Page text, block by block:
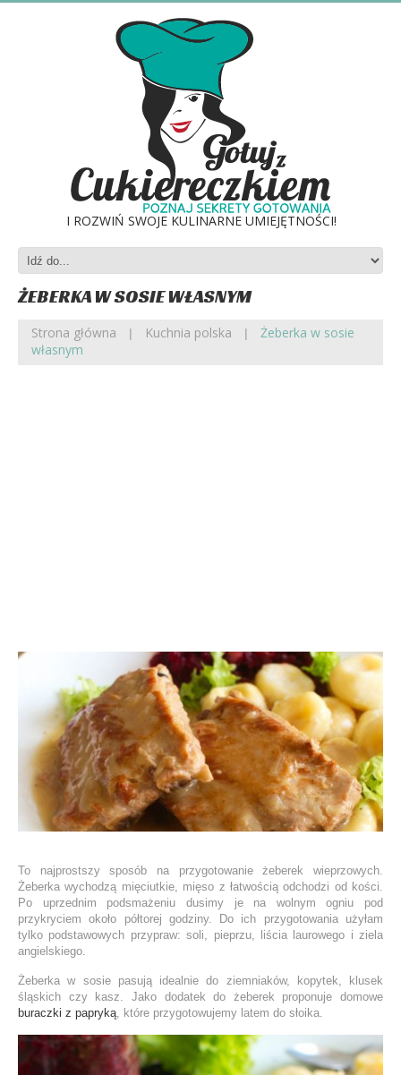
I ROZWIŃ SWOJE KULINARNE UMIEJĘTNOŚCI!
ŻEBERKA W SOSIE WŁASNYM
Strona główna Kuchnia polska
Żeberka w sosie
własnym
To najprostszy sposób na przygotowanie żeberek wieprzowych.
Żeberka wychodzą mięciutkie, mięso z łatwością odchodzi od kości.
Po uprzednim podsmażeniu dusimy je na wolnym ogniu pod
przykryciem około półtorej godziny. Do ich przygotowania użyłam
tylko podstawowych przypraw: soli, pieprzu, liścia laurowego i ziela
angielskiego.
Żeberka w sosie pasują idealnie do ziemniaków, kopytek, klusek
śląskich czy kasz. Jako dodatek do żeberek proponuje domowe
buraczki z papryką, które przygotowujemy latem do słoika.